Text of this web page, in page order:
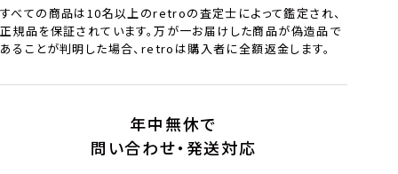
すべての商品は10名以上のretroの査定士によって鑑定され、
正規品を保証されています。万が一お届けした商品が偽造品で
あることが判明した場合、retroは購入者に全額返金します。
年中無休で
問い合わせ・発送対応